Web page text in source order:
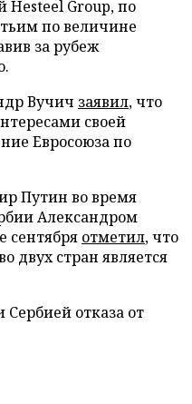
Group, по
по величине
за рубеж
Вучич заявил, что
своей
Евросоюза по
Путин во время
Александром
сентября отметил, что
двух стран является
Сербией отказа от